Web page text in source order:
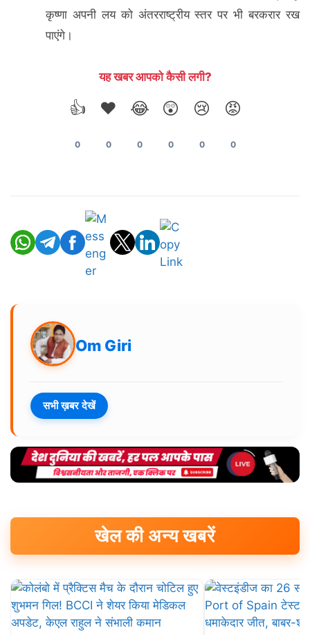
कृष्णा अपनी लय को अंतरराष्ट्रीय स्तर पर भी बरकरार रख
पाएंगे।
यह खबर आपको कैसी लगी?
👍
0
❤️
0
😂
0
😲
0
😢
0
😡
0
Om Giri
सभी ख़बर देखें
खेल की अन्य खबरें